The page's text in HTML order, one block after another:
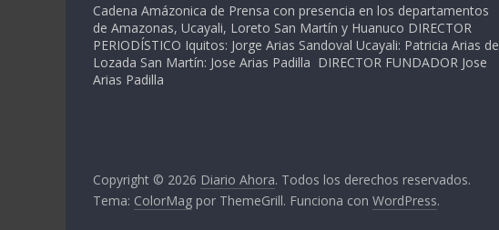
Cadena Amázonica de Prensa con presencia en los departamentos
de Amazonas, Ucayali, Loreto San Martín y Huanuco DIRECTOR
PERIODÍSTICO Iquitos: Jorge Arias Sandoval Ucayali: Patricia Arias de
Lozada San Martín: Jose Arias Padilla DIRECTOR FUNDADOR Jose
Arias Padilla
Copyright © 2026 Diario Ahora. Todos los derechos reservados.
Tema: ColorMag por ThemeGrill. Funciona con WordPress.